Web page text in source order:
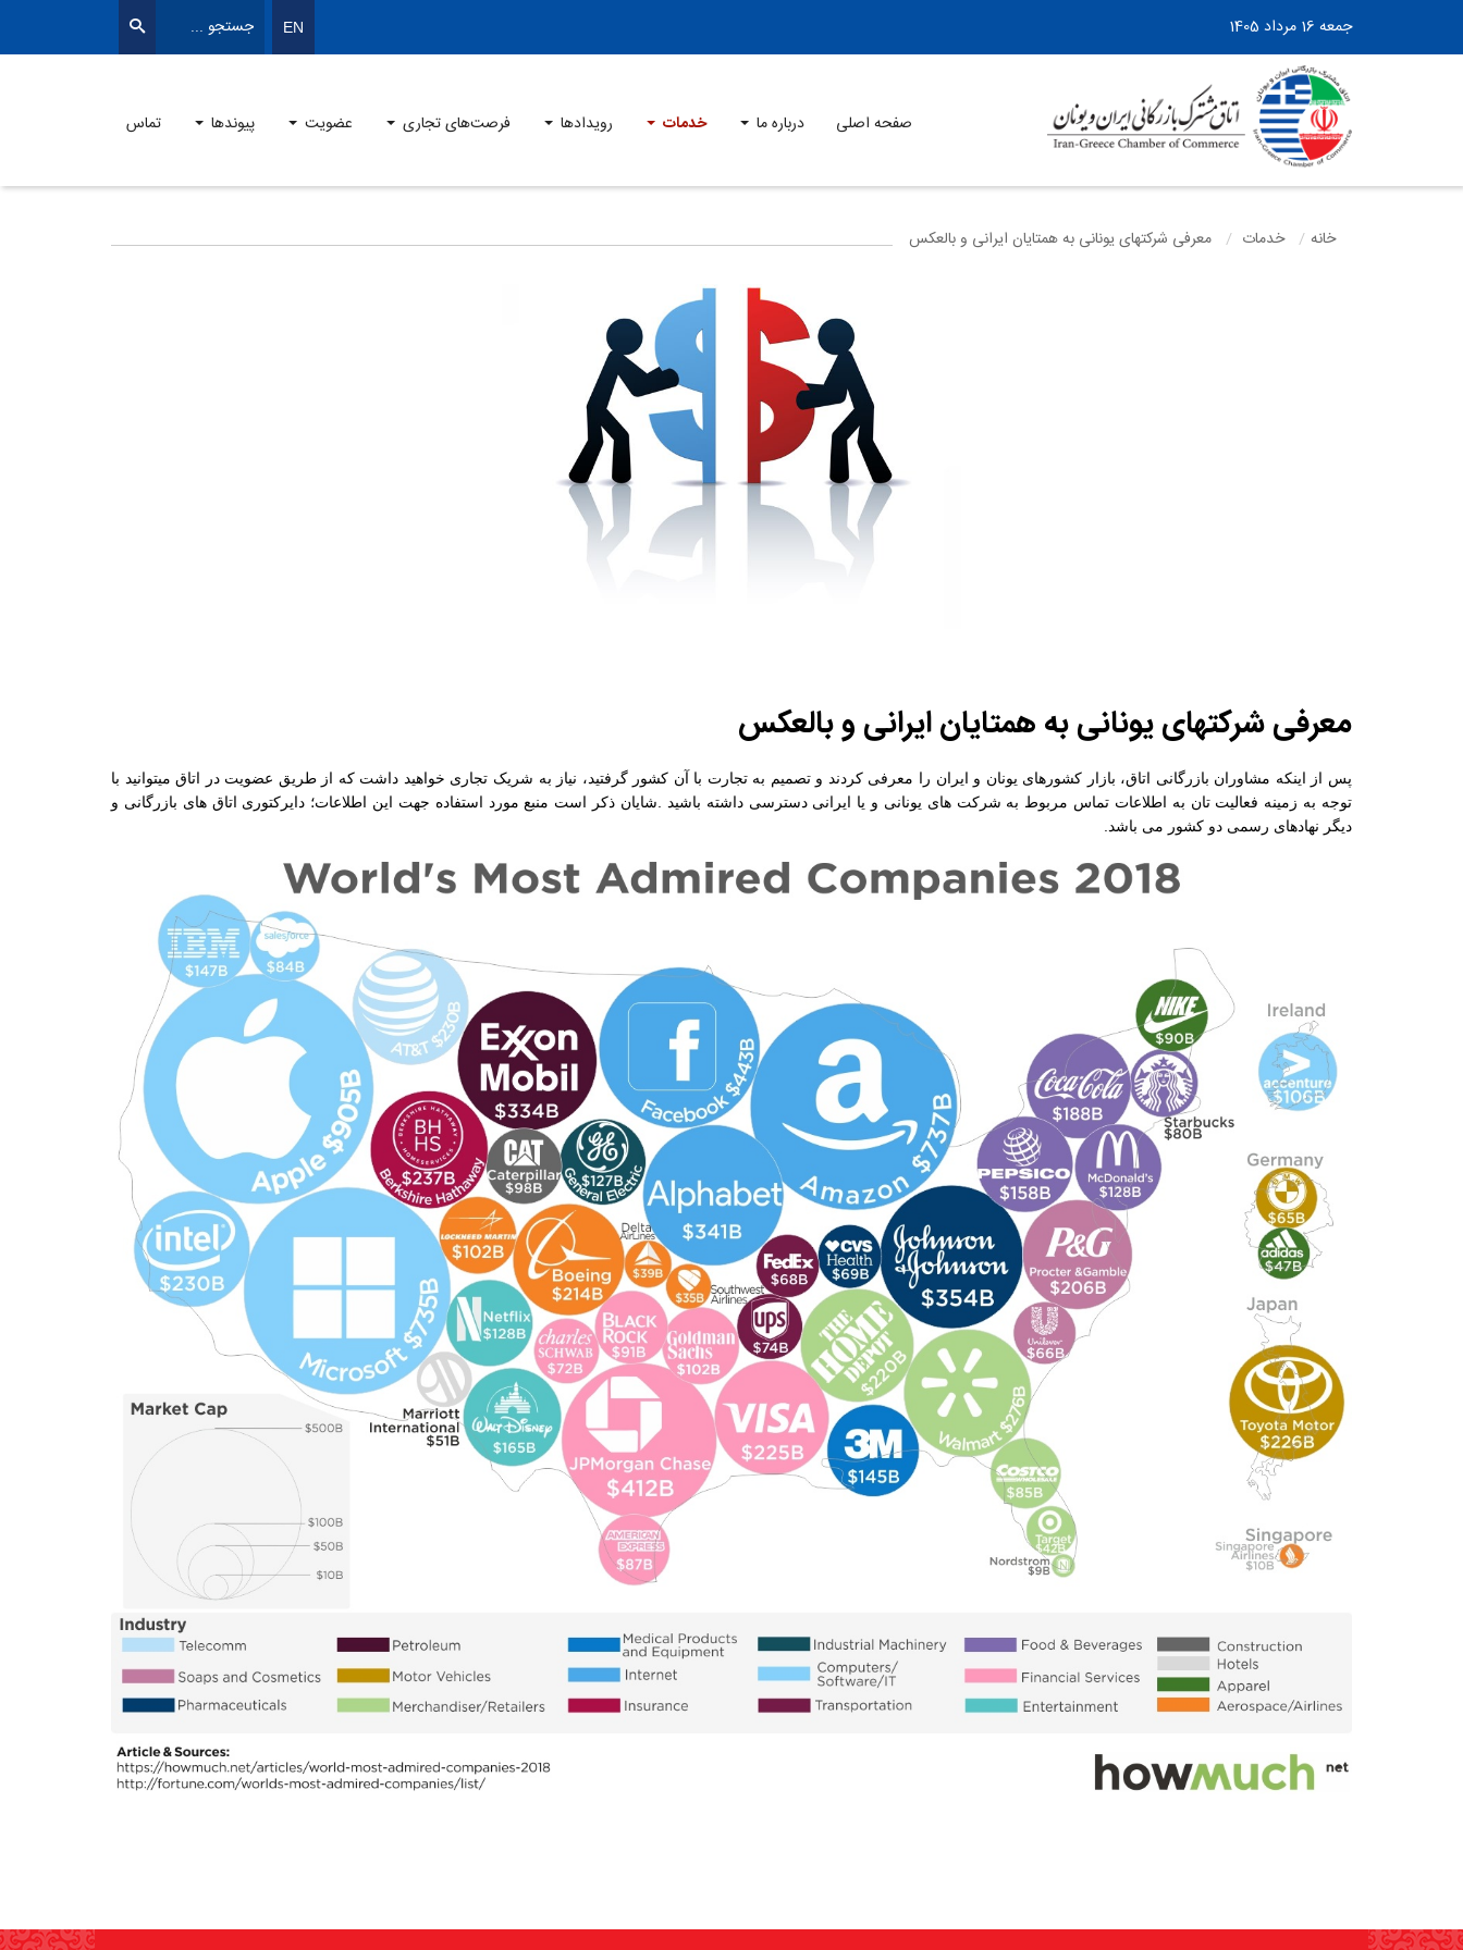
EN جمعه 16 مرداد 1405
صفحه اصلی درباره ما خدمات رویدادها فرصت‌های تجاری عضویت پیوندها تماس
خانه خدمات معرفی شرکتهای یونانی به همتایان ایرانی و بالعکس
معرفی شرکتهای یونانی به همتایان ایرانی و بالعکس
پس از اینکه مشاوران بازرگانی اتاق، بازار کشورهای یونان و ایران را معرفی کردند و تصمیم به تجارت با آن کشور گرفتید، نیاز به شریک تجاری خواهید داشت که از طریق عضویت در اتاق میتوانید با
توجه به زمینه فعالیت تان به اطلاعات تماس مربوط به شرکت های یونانی و یا ایرانی دسترسی داشته باشید
شایان ذکر است منبع مورد استفاده جهت این اطلاعات؛ دایرکتوری اتاق های بازرگانی و
دیگر نهادهای رسمی دو کشور می باشد.